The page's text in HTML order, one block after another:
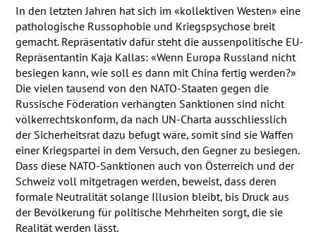
In den letzten Jahren hat sich im «kollektiven Westen» eine
pathologische Russophobie und Kriegspsychose breit
gemacht. Repräsentativ dafür steht die aussenpolitische EU-
Repräsentantin Kaja Kallas: «Wenn Europa Russland nicht
besiegen kann, wie soll es dann mit China fertig werden?»
Die vielen tausend von den NATO-Staaten gegen die
Russische Föderation verhängten Sanktionen sind nicht
völkerrechtskonform, da nach UN-Charta ausschliesslich
der Sicherheitsrat dazu befugt wäre, somit sind sie Waffen
einer Kriegspartei in dem Versuch, den Gegner zu besiegen.
Dass diese NATO-Sanktionen auch von Österreich und der
Schweiz voll mitgetragen werden, beweist, dass deren
formale Neutralität solange Illusion bleibt, bis Druck aus
der Bevölkerung für politische Mehrheiten sorgt, die sie
Realität werden lässt.